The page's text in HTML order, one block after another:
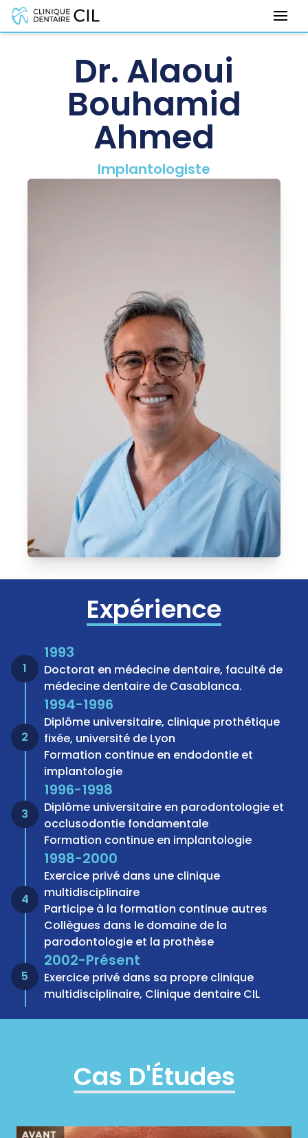
Dr. Alaoui
Bouhamid
Ahmed
Implantologiste
Expérience
1
1993
Doctorat en médecine dentaire, faculté de
médecine dentaire de Casablanca.
2
1994-1996
Diplôme universitaire, clinique prothétique
fixée, université de Lyon
Formation continue en endodontie et
implantologie
3
1996-1998
Diplôme universitaire en parodontologie et
occlusodontie fondamentale
Formation continue en implantologie
4
1998-2000
Exercice privé dans une clinique
multidisciplinaire
Participe à la formation continue autres
Collègues dans le domaine de la
parodontologie et la prothèse
5
2002-Présent
Exercice privé dans sa propre clinique
multidisciplinaire, Clinique dentaire CIL
Cas D'Études